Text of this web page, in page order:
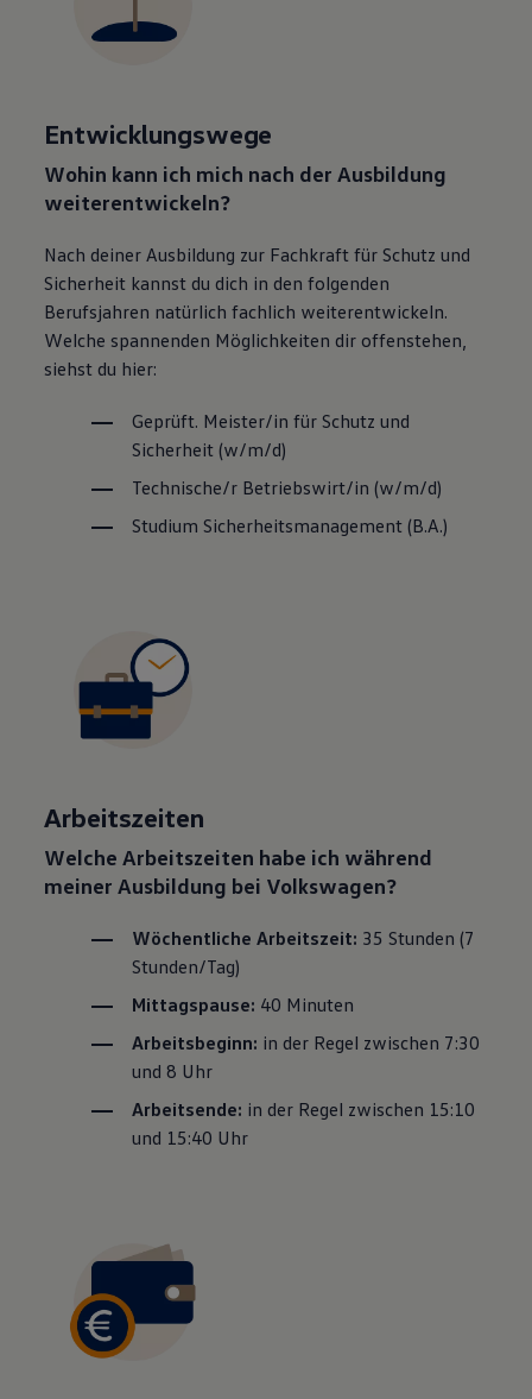
Entwicklungswege
Wohin kann ich mich nach der Ausbildung
weiterentwickeln?
Nach deiner Ausbildung zur Fachkraft für Schutz und
Sicherheit kannst du dich in den folgenden
Berufsjahren natürlich fachlich weiterentwickeln.
Welche spannenden Möglichkeiten dir offenstehen,
siehst du hier:
Geprüft. Meister/in für Schutz und
Sicherheit (w/m/d)
Technische/r Betriebswirt/in (w/m/d)
Studium Sicherheitsmanagement (B.A.)
Arbeitszeiten
Welche Arbeitszeiten habe ich während
meiner Ausbildung bei Volkswagen?
Wöchentliche Arbeitszeit: 35 Stunden (7
Stunden/Tag)
Mittagspause: 40 Minuten
Arbeitsbeginn: in der Regel zwischen 7:30
und 8 Uhr
Arbeitsende: in der Regel zwischen 15:10
und 15:40 Uhr